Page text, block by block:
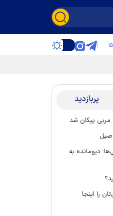
پربازدید
مربی پیکان شد
دیومانده به
را اینجا